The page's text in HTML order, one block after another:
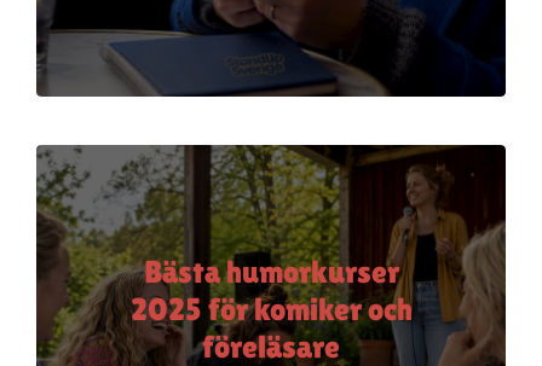
UK. Jämför
plattformar som
Ticketmaster och
rätt alternativ!
Bästa humorkurser
2025 för komiker och
föreläsare